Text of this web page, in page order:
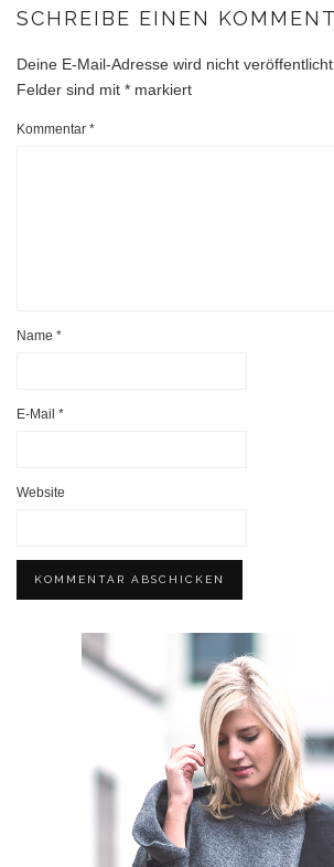
SCHREIBE EINEN
Deine E-Mail-Adresse wird nicht veröffentlicht.
Felder sind mit * markiert
Kommentar *
Name *
E-Mail *
Website